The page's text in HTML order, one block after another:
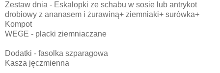
Zestaw dnia - Eskalopki ze schabu w sosie lub antrykot
drobiowy z ananasem i żurawiną+ ziemniaki+ surówka+
Kompot
WEGE - placki ziemniaczane
Dodatki - fasolka szparagowa
Kasza jęczmienna